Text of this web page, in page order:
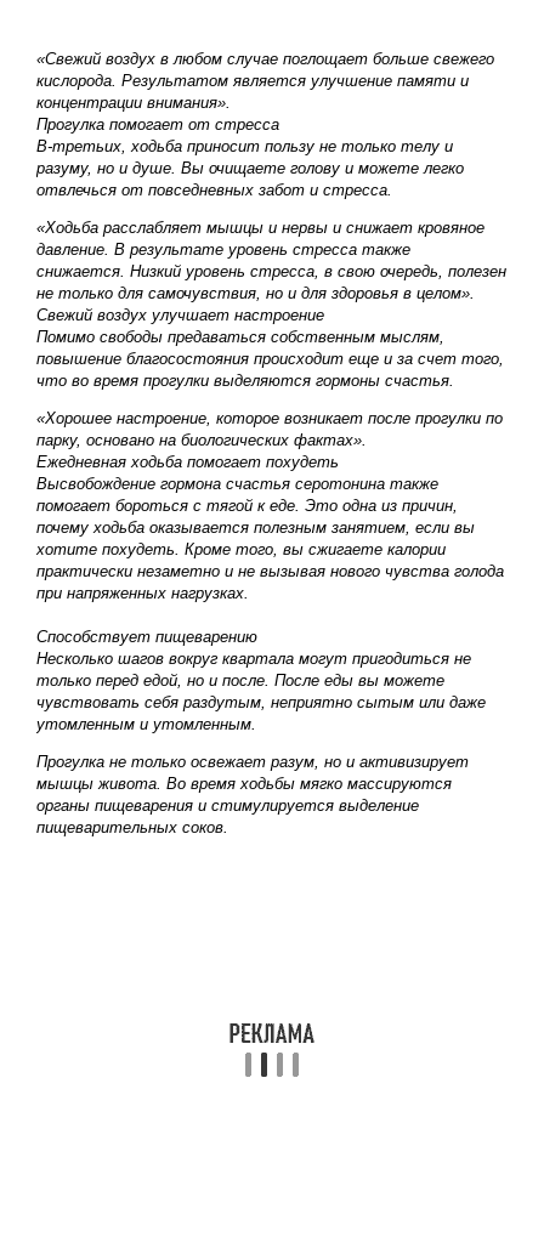
«Свежий воздух в любом случае поглощает больше свежего
кислорода. Результатом является улучшение памяти и
концентрации внимания».
Прогулка помогает от стресса
В-третьих, ходьба приносит пользу не только телу и
разуму, но и душе. Вы очищаете голову и можете легко
отвлечься от повседневных забот и стресса.
«Ходьба расслабляет мышцы и нервы и снижает кровяное
давление. В результате уровень стресса также
снижается. Низкий уровень стресса, в свою очередь, полезен
не только для самочувствия, но и для здоровья в целом».
Свежий воздух улучшает настроение
Помимо свободы предаваться собственным мыслям,
повышение благосостояния происходит еще и за счет того,
что во время прогулки выделяются гормоны счастья.
«Хорошее настроение, которое возникает после прогулки по
парку, основано на биологических фактах».
Ежедневная ходьба помогает похудеть
Высвобождение гормона счастья серотонина также
помогает бороться с тягой к еде. Это одна из причин,
почему ходьба оказывается полезным занятием, если вы
хотите похудеть. Кроме того, вы сжигаете калории
практически незаметно и не вызывая нового чувства голода
при напряженных нагрузках.
Способствует пищеварению
Несколько шагов вокруг квартала могут пригодиться не
только перед едой, но и после. После еды вы можете
чувствовать себя раздутым, неприятно сытым или даже
утомленным и утомленным.
Прогулка не только освежает разум, но и активизирует
мышцы живота. Во время ходьбы мягко массируются
органы пищеварения и стимулируется выделение
пищеварительных соков.